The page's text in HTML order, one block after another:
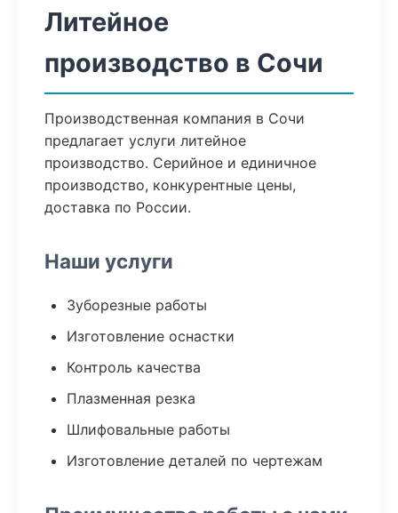
Литейное
производство в Сочи
Производственная компания в Сочи
предлагает услуги литейное
производство. Серийное и единичное
производство, конкурентные цены,
доставка по России.
Наши услуги
Зуборезные работы
Изготовление оснастки
Контроль качества
Плазменная резка
Шлифовальные работы
Изготовление деталей по чертежам